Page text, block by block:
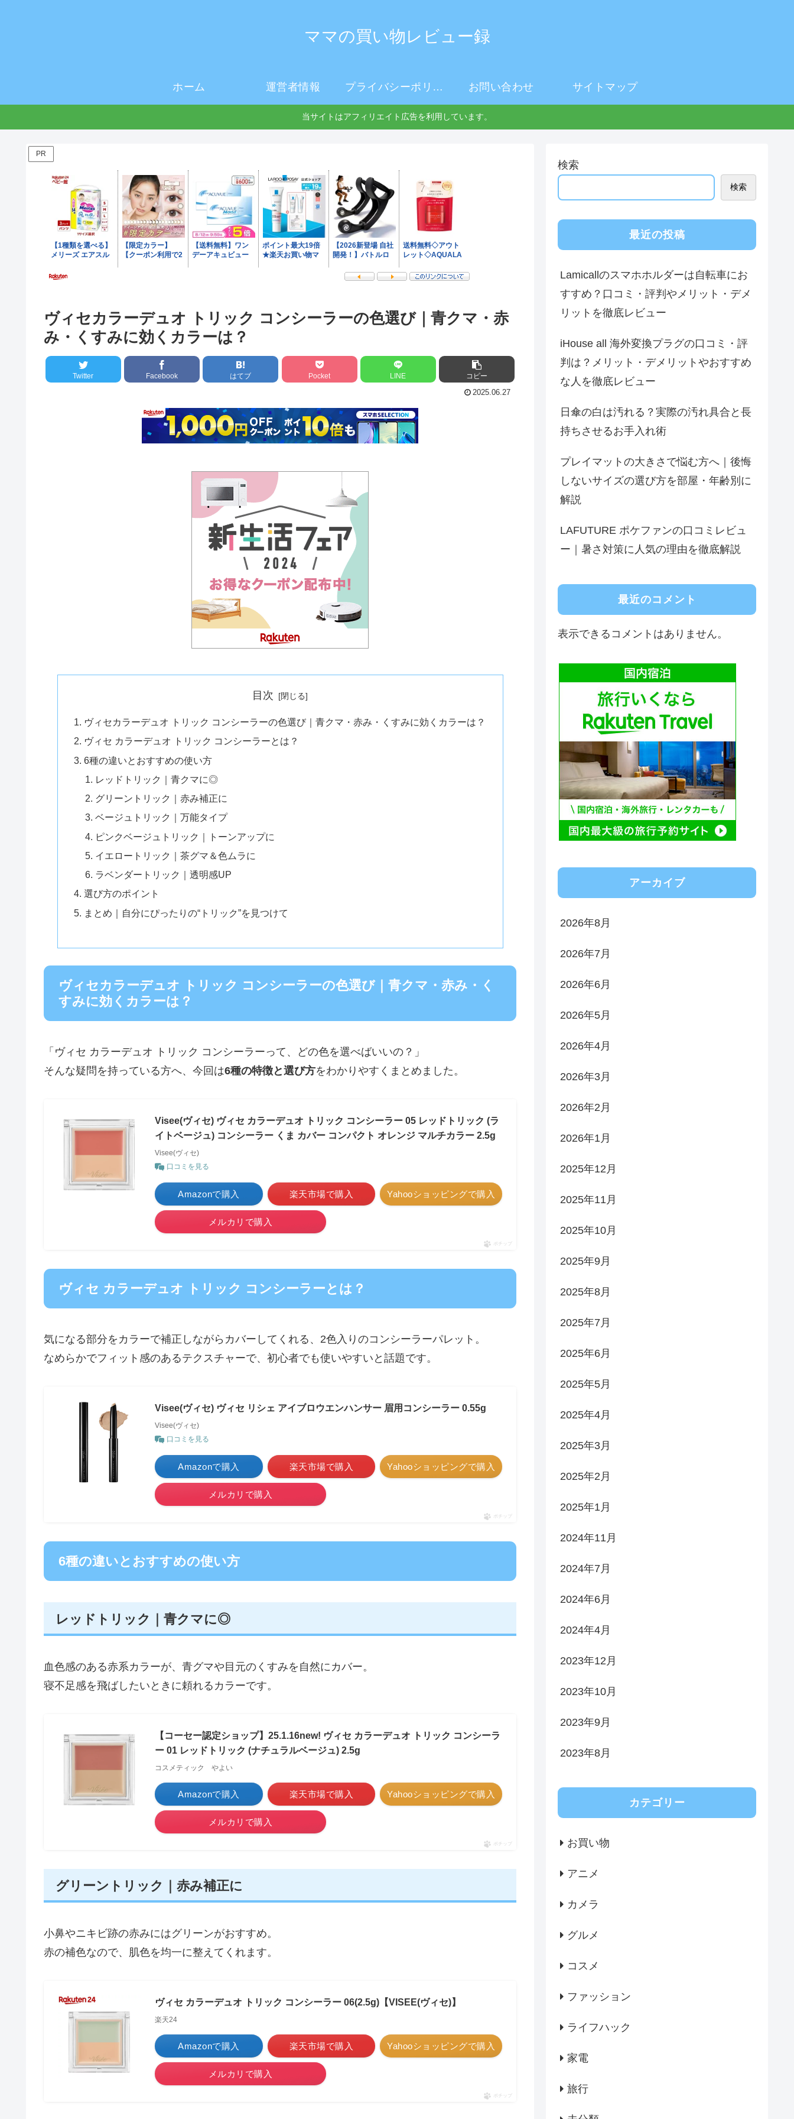
ママの買い物レビュー録
ホーム 運営者情報 プライバシーポリシー お問い合わせ サイトマップ
当サイトはアフィリエイト広告を利用しています。
PR
ヴィセカラーデュオ トリック コンシーラーの色選び｜青クマ・赤
み・くすみに効くカラーは？
Twitter Facebook はてブ Pocket LINE コピー
2025.06.27
目次
ヴィセカラーデュオ トリック コンシーラーの色選び｜青クマ・赤み・くすみに効くカラーは？
ヴィセ カラーデュオ トリック コンシーラーとは？
6種の違いとおすすめの使い方
レッドトリック｜青クマに◎
グリーントリック｜赤み補正に
ベージュトリック｜万能タイプ
ピンクベージュトリック｜トーンアップに
イエロートリック｜茶グマ＆色ムラに
ラベンダートリック｜透明感UP
選び方のポイント
まとめ｜自分にぴったりの“トリック”を見つけて
ヴィセカラーデュオ トリック コンシーラーの色選び｜青クマ・赤み・く
すみに効くカラーは？
「ヴィセ カラーデュオ トリック コンシーラーって、どの色を選べばいいの？」
そんな疑問を持っている方へ、今回は6種の特徴と選び方をわかりやすくまとめました。
Visee(ヴィセ) ヴィセ カラーデュオ トリック コンシーラー 05 レッドトリック (ラ
イトベージュ) コンシーラー くま カバー コンパクト オレンジ マルチカラー 2.5g
Visee(ヴィセ)
口コミを見る
Amazonで購入 楽天市場で購入 Yahooショッピングで購入
メルカリで購入
ポチップ
ヴィセ カラーデュオ トリック コンシーラーとは？
気になる部分をカラーで補正しながらカバーしてくれる、2色入りのコンシーラーパレット。
なめらかでフィット感のあるテクスチャーで、初心者でも使いやすいと話題です。
Visee(ヴィセ) ヴィセ リシェ アイブロウエンハンサー 眉用コンシーラー 0.55g
Visee(ヴィセ)
口コミを見る
Amazonで購入 楽天市場で購入 Yahooショッピングで購入
メルカリで購入
ポチップ
6種の違いとおすすめの使い方
レッドトリック｜青クマに◎
血色感のある赤系カラーが、青グマや目元のくすみを自然にカバー。
寝不足感を飛ばしたいときに頼れるカラーです。
【コーセー認定ショップ】25.1.16new! ヴィセ カラーデュオ トリック コンシーラ
ー 01 レッドトリック (ナチュラルベージュ) 2.5g
コスメティック やよい
Amazonで購入 楽天市場で購入 Yahooショッピングで購入
メルカリで購入
ポチップ
グリーントリック｜赤み補正に
小鼻やニキビ跡の赤みにはグリーンがおすすめ。
赤の補色なので、肌色を均一に整えてくれます。
ヴィセ カラーデュオ トリック コンシーラー 06(2.5g)【VISEE(ヴィセ)】
楽天24
Amazonで購入 楽天市場で購入 Yahooショッピングで購入
メルカリで購入
ポチップ
検索
検索
最近の投稿
Lamicallのスマホホルダーは自転車にお
すすめ？口コミ・評判やメリット・デメ
リットを徹底レビュー
iHouse all 海外変換プラグの口コミ・評
判は？メリット・デメリットやおすすめ
な人を徹底レビュー
日傘の白は汚れる？実際の汚れ具合と長
持ちさせるお手入れ術
プレイマットの大きさで悩む方へ｜後悔
しないサイズの選び方を部屋・年齢別に
解説
LAFUTURE ポケファンの口コミレビュ
ー｜暑さ対策に人気の理由を徹底解説
最近のコメント
表示できるコメントはありません。
アーカイブ
2026年8月
2026年7月
2026年6月
2026年5月
2026年4月
2026年3月
2026年2月
2026年1月
2025年12月
2025年11月
2025年10月
2025年9月
2025年8月
2025年7月
2025年6月
2025年5月
2025年4月
2025年3月
2025年2月
2025年1月
2024年11月
2024年7月
2024年6月
2024年4月
2023年12月
2023年10月
2023年9月
2023年8月
カテゴリー
お買い物
アニメ
カメラ
グルメ
コスメ
ファッション
ライフハック
家電
旅行